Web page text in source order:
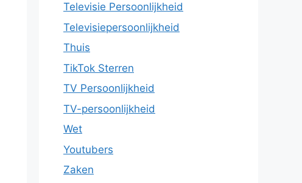
Televisie Persoonlijkheid
Televisiepersoonlijkheid
Thuis
TikTok Sterren
TV Persoonlijkheid
TV-persoonlijkheid
Wet
Youtubers
Zaken